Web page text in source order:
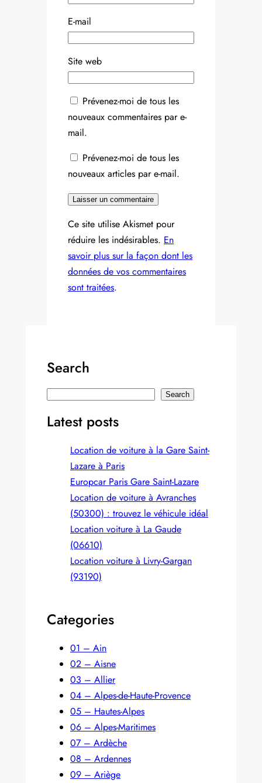
E-mail
Site web
Prévenez-moi de tous les
nouveaux commentaires par e-
mail.
Prévenez-moi de tous les
nouveaux articles par e-mail.
Ce site utilise Akismet pour
réduire les indésirables. En
savoir plus sur la façon dont les
données de vos commentaires
sont traitées.
Search
a
Search
Latest posts
Location de voiture à la Gare Saint-
Lazare à Paris
Europcar Paris Gare Saint‑Lazare
Location de voiture à Avranches
(50300) : trouvez le véhicule idéal
Location voiture à La Gaude
(06610)
Location voiture à Livry-Gargan
(93190)
Categories
01 – Ain
02 – Aisne
03 – Allier
04 – Alpes-de-Haute-Provence
05 – Hautes-Alpes
06 – Alpes-Maritimes
07 – Ardèche
08 – Ardennes
09 – Ariège